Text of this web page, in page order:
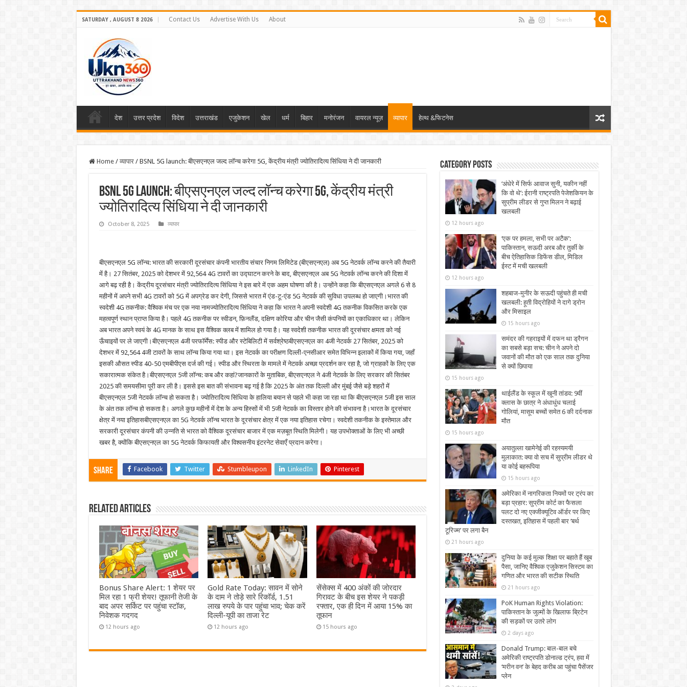
SATURDAY , AUGUST 8 2026 Contact Us Advertise With Us About
देश उत्तर प्रदेश विदेश उत्तराखंड एजुकेशन खेल धर्म बिहार मनोरंजन वायरल न्यूज़ व्यापार हेल्थ &फिटनेस
Home / व्यापार / BSNL 5G launch: बीएसएनएल जल्द लॉन्च करेगा 5G, केंद्रीय मंत्री ज्योतिरादित्य सिंधिया ने दी जानकारी
BSNL 5G launch: बीएसएनएल जल्द लॉन्च करेगा 5G, केंद्रीय मंत्री
ज्योतिरादित्य सिंधिया ने दी जानकारी
October 8, 2025 व्यापार
बीएसएनएल 5G लॉन्च: भारत की सरकारी दूरसंचार कंपनी भारतीय संचार निगम लिमिटेड (बीएसएनएल) अब 5G नेटवर्क लॉन्च करने की तैयारी
में है। 27 सितंबर, 2025 को देशभर में 92,564 4G टावरों का उद्घाटन करने के बाद, बीएसएनएल अब 5G नेटवर्क लॉन्च करने की दिशा में
आगे बढ़ रही है। केंद्रीय दूरसंचार मंत्री ज्योतिरादित्य सिंधिया ने इस बारे में एक अहम घोषणा की है। उन्होंने कहा कि बीएसएनएल अगले 6 से 8
महीनों में अपने सभी 4G टावरों को 5G में अपग्रेड कर देगी, जिससे भारत में एंड-टू-एंड 5G नेटवर्क की सुविधा उपलब्ध हो जाएगी।भारत की
स्वदेशी 4G तकनीक: वैश्विक मंच पर एक नया नामज्योतिरादित्य सिंधिया ने कहा कि भारत ने अपनी स्वदेशी 4G तकनीक विकसित करके एक
महत्वपूर्ण स्थान प्राप्त किया है। पहले 4G तकनीक पर स्वीडन, फ़िनलैंड, दक्षिण कोरिया और चीन जैसी कंपनियों का एकाधिकार था। लेकिन
अब भारत अपने स्वयं के 4G मानक के साथ इस वैश्विक क्लब में शामिल हो गया है। यह स्वदेशी तकनीक भारत की दूरसंचार क्षमता को नई
ऊँचाइयों पर ले जाएगी।बीएसएनएल 4जी परफॉर्मेंस: स्पीड और स्टेबिलिटी में सर्वश्रेष्ठबीएसएनएल का 4जी नेटवर्क 27 सितंबर, 2025 को
देशभर में 92,564 4जी टावरों के साथ लॉन्च किया गया था। इस नेटवर्क का परीक्षण दिल्ली-एनसीआर समेत विभिन्न इलाकों में किया गया, जहाँ
इसकी औसत स्पीड 40-50 एमबीपीएस दर्ज की गई। स्पीड और स्थिरता के मामले में नेटवर्क अच्छा प्रदर्शन कर रहा है, जो ग्राहकों के लिए एक
सकारात्मक संकेत है।बीएसएनएल 5जी लॉन्च: कब और कहां?जानकारों के मुताबिक, बीएसएनएल ने 4जी नेटवर्क के लिए सरकार की सितंबर
2025 की समयसीमा पूरी कर ली है। इससे इस बात की संभावना बढ़ गई है कि 2025 के अंत तक दिल्ली और मुंबई जैसे बड़े शहरों में
बीएसएनएल 5जी नेटवर्क लॉन्च हो सकता है। ज्योतिरादित्य सिंधिया के हालिया बयान से पहले भी कहा जा रहा था कि बीएसएनएल 5जी इस साल
के अंत तक लॉन्च हो सकता है। अगले कुछ महीनों में देश के अन्य हिस्सों में भी 5जी नेटवर्क का विस्तार होने की संभावना है।भारत के दूरसंचार
क्षेत्र में नया इतिहासबीएसएनएल का 5G नेटवर्क लॉन्च भारत के दूरसंचार क्षेत्र में एक नया इतिहास रचेगा। स्वदेशी तकनीक के इस्तेमाल और
सरकारी दूरसंचार कंपनी की उन्नति से भारत को वैश्विक दूरसंचार बाजार में एक मज़बूत स्थिति मिलेगी। यह उपभोक्ताओं के लिए भी अच्छी
खबर है, क्योंकि बीएसएनएल का 5G नेटवर्क किफायती और विश्वसनीय इंटरनेट सेवाएँ प्रदान करेगा।
Share Facebook Twitter Stumbleupon LinkedIn Pinterest
Related Articles
Bonus Share Alert: 1 शेयर पर
मिल रहा 1 फ्री शेयर! तूफानी तेजी के
बाद अपर सर्किट पर पहुंचा स्टॉक,
निवेशक गदगद
12 hours ago
Gold Rate Today: सावन में सोने
के दाम ने तोड़े सारे रिकॉर्ड, 1.51
लाख रुपये के पार पहुंचा भाव; चेक करें
दिल्ली-यूपी का ताजा रेट
12 hours ago
सेंसेक्स में 400 अंकों की जोरदार
गिरावट के बीच इस शेयर ने पकड़ी
रफ्तार, एक ही दिन में आया 15% का
तूफान
15 hours ago
Category Posts
‘अंधेरे में सिर्फ आवाज सुनी, यकीन नहीं
कि वो थे’: ईरानी राष्ट्रपति पेजेशकियन के
सुप्रीम लीडर से गुप्त मिलन ने बढ़ाई
खलबली
12 hours ago
‘एक पर हमला, सभी पर अटैक’:
पाकिस्तान, सऊदी अरब और तुर्की के
बीच ऐतिहासिक डिफेंस डील, मिडिल
ईस्ट में मची खलबली
12 hours ago
शहबाज-मुनीर के सऊदी पहुंचते ही मची
खलबली: हूती विद्रोहियों ने दागे ड्रोन
और मिसाइल
15 hours ago
समंदर की गहराइयों में दफन था ड्रैगन
का सबसे बड़ा सच: चीन ने अपने दो
जवानों की मौत को एक साल तक दुनिया
से क्यों छिपाया
15 hours ago
थाईलैंड के स्कूल में खूनी तांडव: 9वीं
क्लास के छात्र ने अंधाधुंध चलाई
गोलियां, मासूम बच्चों समेत 6 की दर्दनाक
मौत
15 hours ago
अयातुल्ला खामेनेई की रहस्यमयी
मुलाकात: क्या वो सच में सुप्रीम लीडर थे
या कोई बहरूपिया
15 hours ago
अमेरिका में नागरिकता नियमों पर ट्रंप का
बड़ा प्रहार: सुप्रीम कोर्ट का फैसला
पलट दो नए एक्जीक्यूटिव ऑर्डर पर किए
दस्तखत, इतिहास में पहली बार ‘बर्थ
टूरिज्म’ पर लगा बैन
21 hours ago
दुनिया के कई मुल्क शिक्षा पर बहाते हैं खूब
पैसा, जानिए वैश्विक एजुकेशन सिस्टम का
गणित और भारत की सटीक स्थिति
21 hours ago
PoK Human Rights Violation:
पाकिस्तान के जुल्मों के खिलाफ ब्रिटेन
की सड़कों पर उतरे लोग
2 days ago
Donald Trump: बाल-बाल बचे
अमेरिकी राष्ट्रपति डोनाल्ड ट्रंप, हवा में
‘मरीन वन’ के बेहद करीब आ पहुंचा पैसेंजर
प्लेन